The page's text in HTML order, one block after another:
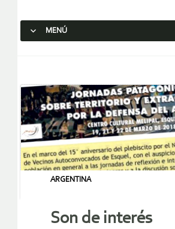
MENÚ
ARGENTINA
Son de interés